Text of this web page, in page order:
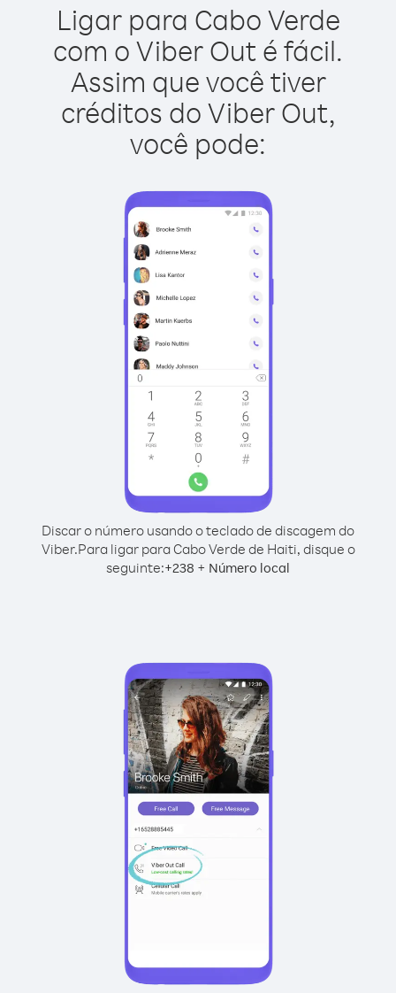
Ligar para Cabo Verde
com o Viber Out é fácil.
Assim que você tiver
créditos do Viber Out,
você pode:
Discar o número usando o teclado de discagem do
Viber.Para ligar para Cabo Verde de Haiti, disque o
seguinte:+238 + Número local